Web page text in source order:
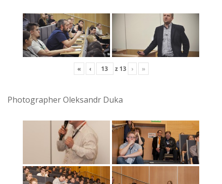
« ‹ z 13 › »
Photographer Oleksandr Duka